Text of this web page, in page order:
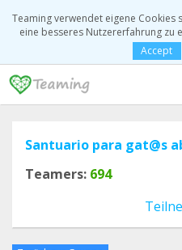
Teaming verwendet eigene
eine besseres Nutzererfahrung zu
Accept
Santuario para gat@s
Teamers: 694